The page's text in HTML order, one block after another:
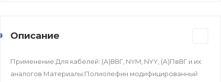
Описание
Применение:Для кабелей: (А)ВВГ, NYM, NYY, (А)ПвВГ и их
аналогов Материалы:Полиолефин модифицированный